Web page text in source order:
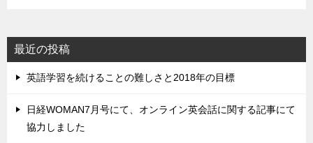
最近の投稿
英語学習を続けることの難しさと2018年の目標
日経WOMAN7月号にて、オンライン英会話に関する記事にて
協力しました